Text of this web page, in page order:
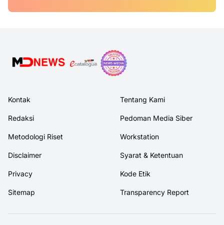
Kontak Tentang Kami
Redaksi Pedoman Media Siber
Metodologi Riset Workstation
Disclaimer Syarat & Ketentuan
Privacy Kode Etik
Sitemap Transparency Report